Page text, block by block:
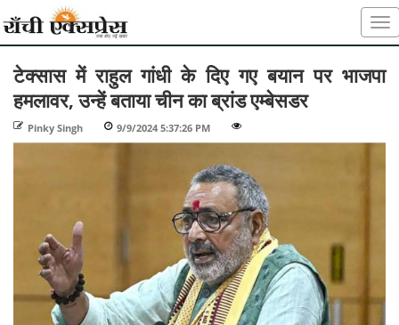
टेक्सास में राहुल गांधी के दिए गए बयान पर भाजपा
हमलावर, उन्हें बताया चीन का ब्रांड एम्बेसडर
Pinky Singh 9/9/2024 5:37:26 PM